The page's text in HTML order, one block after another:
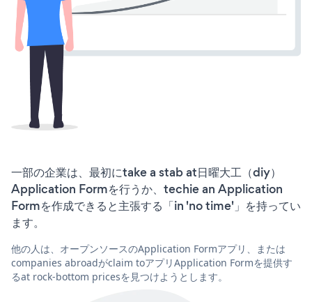
一部の企業は、最初にtake a stab at日曜大工（diy）
Application Formを行うか、techie an Application
Formを作成できると主張する「in 'no time'」を持ってい
ます。
他の人は、オープンソースのApplication Formアプリ、または
companies abroadがclaim toアプリApplication Formを提供す
るat rock-bottom pricesを見つけようとします。